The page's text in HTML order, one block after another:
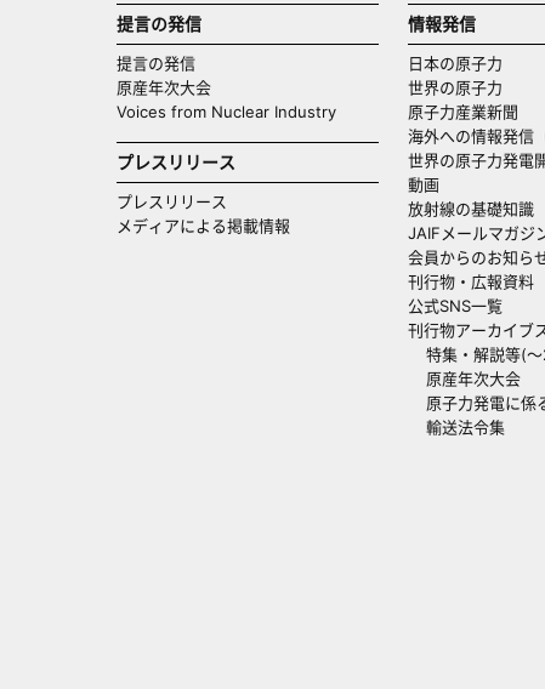
提言の発信
提言の発信
原産年次大会
Voices from Nuclear Industry
プレスリリース
プレスリリース
メディアによる掲載情報
情報発信
日本の原子力
世界の原子力
原子力産業新聞
海外への情報発信
世界の原子力発電
動画
放射線の基礎知識
JAIFメールマガジ
会員からのお知ら
刊行物・広報資料
公式SNS一覧
刊行物アーカイブ
特集・解説等(
原産年次大会
原子力発電に係
輸送法令集